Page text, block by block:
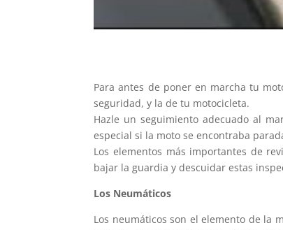
Para antes de poner en marcha tu
seguridad, y la de tu motocicleta.
Hazle un seguimiento adecuado al
especial si la moto se encontraba
Los elementos más importantes de
bajar la guardia y descuidar estas
Los Neumáticos
Los neumáticos son el elemento de la